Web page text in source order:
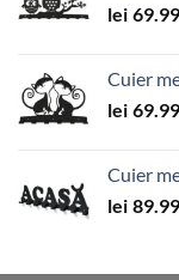
lei 69.99
Cuier
lei 69.99
Cuier
lei 89.99